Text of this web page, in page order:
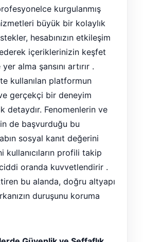
kurgulanmış
büyük bir kolaylık
hesabınızın etkileşim
ederek içeriklerinizin keşfet
alma şansını artırır .
kullanılan platformun
gerçekçi bir deneyim
detaydır. Fenomenlerin ve
de başvurduğu bu
sosyal kanıt değerini
kullanıcıların profili takip
oranda kuvvetlendirir .
bu alanda, doğru altyapı
duruşunu koruma